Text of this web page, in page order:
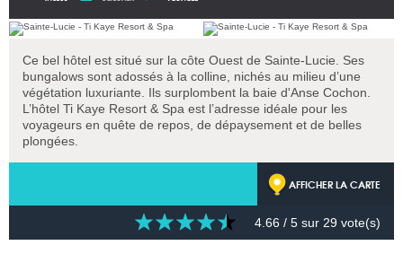
Ce bel hôtel est situé sur la côte Ouest de Sainte-Lucie. Ses
bungalows sont adossés à la colline, nichés au milieu d’une
végétation luxuriante. Ils surplombent la baie d'Anse Cochon.
L’hôtel Ti Kaye Resort & Spa est l’adresse idéale pour les
voyageurs en quête de repos, de dépaysement et de belles
plongées.
AFFICHER LA CARTE
4.66 / 5 sur 29 vote(s)